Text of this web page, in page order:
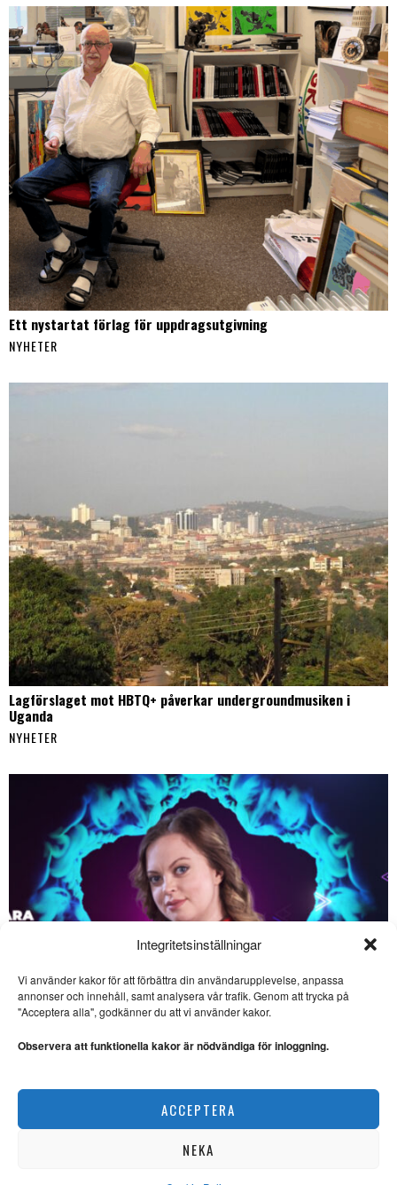
Integritetsinställningar
Vi använder kakor för att förbättra din användarupplevelse, anpassa
annonser och innehåll, samt analysera vår trafik. Genom att trycka på
"Acceptera alla", godkänner du att vi använder kakor.
Observera att funktionella kakor är nödvändiga för inloggning.
ACCEPTERA
NEKA
Ett nystartat förlag för uppdragsutgivning
NYHETER
Lagförslaget mot HBTQ+ påverkar undergroundmusiken i
Uganda
NYHETER
Saara Hermansson vill lyfta fram samisk kultur
SE ÄVEN
mot demokratin
hur hat
SAKPROSA. ”Det är, som